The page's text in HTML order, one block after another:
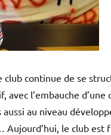
club continue de se
avec l’embauche d’une
au niveau
Aujourd’hui, le club est